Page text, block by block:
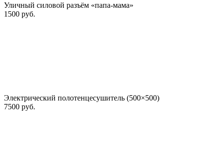
Уличный силовой разъём «папа-мама»
1500 руб.
Электрический полотенцесушитель (500×500)
7500 руб.